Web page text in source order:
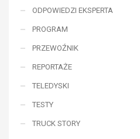
ODPOWIEDZI EKSPERTA
PROGRAM
PRZEWOŹNIK
REPORTAŻE
TELEDYSKI
TESTY
TRUCK STORY